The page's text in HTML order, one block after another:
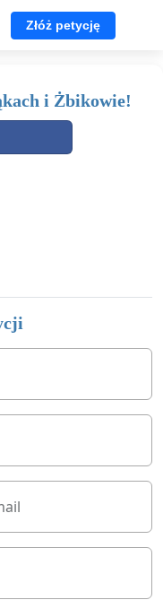
Złóż petycję
i Żbikowie!